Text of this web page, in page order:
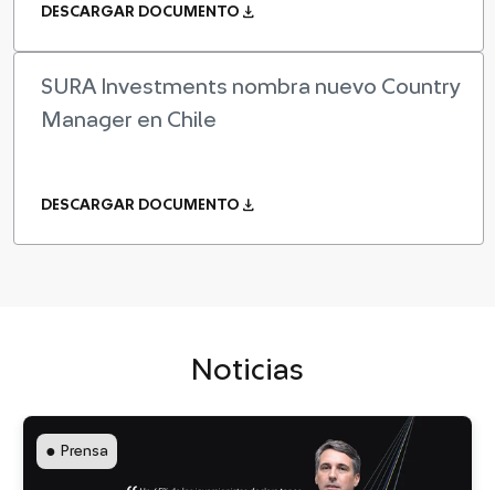
DESCARGAR DOCUMENTO download
SURA Investments nombra nuevo Country
Manager en Chile
DESCARGAR DOCUMENTO download
Noticias
● Prensa